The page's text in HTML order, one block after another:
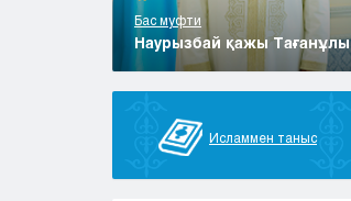
Бас муфти
Наурызбай қажы Тағанұлы
Исламмен таныс